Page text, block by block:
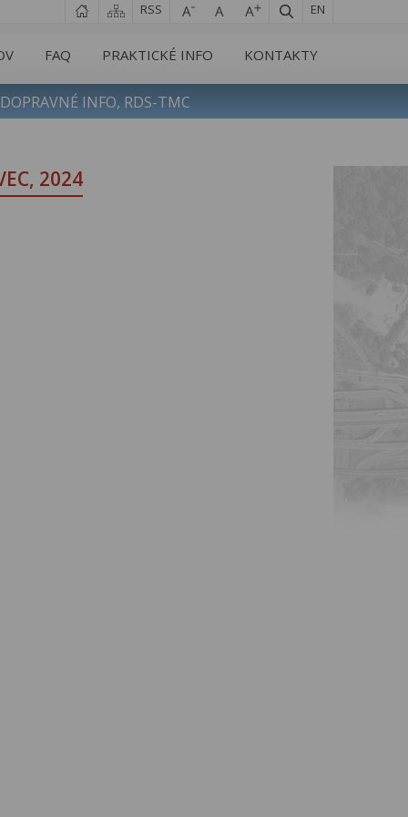
EN
RSS
FAQ PRAKTICKÉ INFO KONTAKTY
DOPRAVNÉ INFO, RDS-TMC
2024